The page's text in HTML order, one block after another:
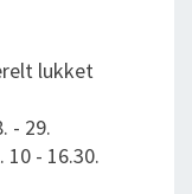
lukket
- 29.
- 16.30.